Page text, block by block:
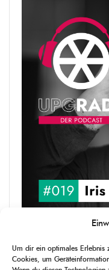
Um dir ein optimales Erlebnis
Cookies, um
Iris Völlnagel hat schon
und gearbeitet, spricht